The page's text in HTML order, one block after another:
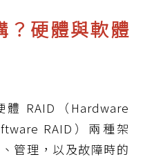
？硬體與軟體
體 RAID（Hardware
RAID）兩種架
管理，以及故障時的